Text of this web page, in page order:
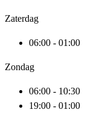
Zaterdag
06:00 - 01:00
Zondag
06:00 - 10:30
19:00 - 01:00